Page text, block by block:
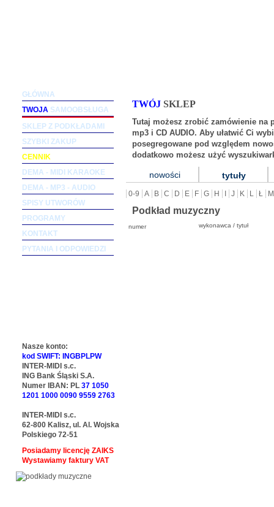
TWÓJ SKLEP
Tutaj możesz zrobić zamówienie na
mp3 i CD AUDIO. Aby ułatwić Ci
posegregowane pod względem
dodatkowo możesz użyć
nowości tytuły
0-9 A B C D E F G H J K L Ł M
Podkład muzyczny
numer wykonawca / tytuł
GŁÓWNA
TWOJA SAMOOBSŁUGA
SKLEP Z PODKŁADAMI
SZYBKI ZAKUP
CENNIK
DEMA - MIDI KARAOKE
DEMA - MP3 - AUDIO
SPISY UTWORÓW
PROGRAMY
KONTAKT
PYTANIA I ODPOWIEDZI
Nasze konto:
kod SWIFT: INGBPLPW
INTER-MIDI s.c.
ING Bank Śląski S.A.
Numer IBAN: PL 37 1050
1201 1000 0090 9559 2763
INTER-MIDI s.c.
62-800 Kalisz, ul. Al. Wojska
Polskiego 72-51
Posiadamy licencję ZAIKS
Wystawiamy faktury VAT